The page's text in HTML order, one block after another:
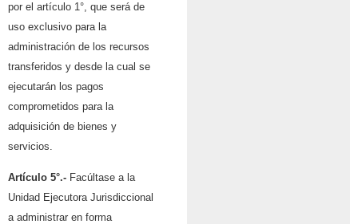
por el artículo 1°, que será de
uso exclusivo para la
administración de los recursos
transferidos y desde la cual se
ejecutarán los pagos
comprometidos para la
adquisición de bienes y
servicios.
Artículo 5°.- Facúltase a la
Unidad Ejecutora Jurisdiccional
a administrar en forma